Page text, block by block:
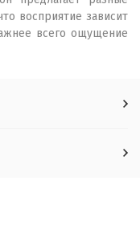
восприятие зависит
всего ощущение